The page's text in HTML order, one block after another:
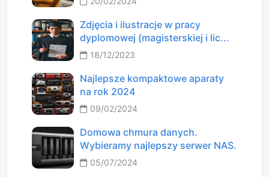
Zdjęcia i ilustracje w pracy
dyplomowej (magisterskiej i lic...
18/12/2023
Najlepsze kompaktowe aparaty
na rok 2024
09/02/2024
Domowa chmura danych.
Wybieramy najlepszy serwer NAS.
05/07/2024